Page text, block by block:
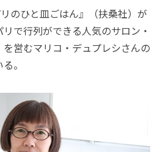
のひと皿ごはん』（扶桑社）が
で行列ができる人気のサロン・
営むマリコ・デュプレシさんの
。